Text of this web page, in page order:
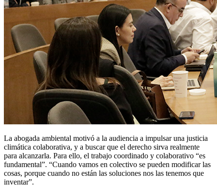
La abogada ambiental motivó a la audiencia a impulsar una justicia
climática colaborativa, y a buscar que el derecho sirva realmente
para alcanzarla. Para ello, el trabajo coordinado y colaborativo “es
fundamental”. “Cuando vamos en colectivo se pueden modificar las
cosas, porque cuando no están las soluciones nos las tenemos que
inventar”.